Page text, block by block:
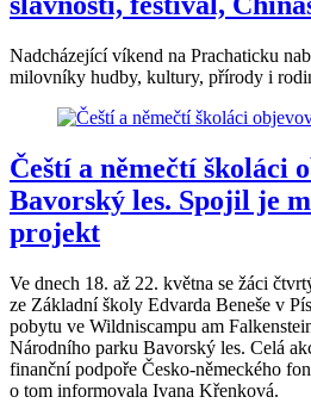
Nadcházející víkend na Prachaticku
milovníky hudby, kultury, přírody i
Čeští a němečtí školáci
Bavorský les. Spojil je
projekt
Ve dnech 18. až 22. května se žáci
ze Základní školy Edvarda Beneše v
pobytu ve Wildniscampu am
Národního parku Bavorský les. Celá
finanční podpoře Česko-německého
o tom informovala Ivana Křenková.